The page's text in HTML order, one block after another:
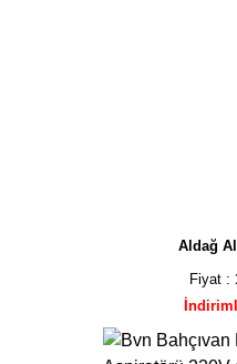
Aldağ
Fiyat :